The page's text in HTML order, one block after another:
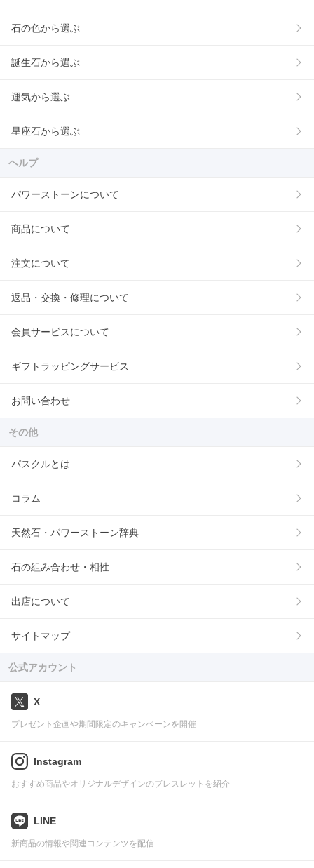
石の色から選ぶ
誕生石から選ぶ
運気から選ぶ
星座石から選ぶ
ヘルプ
パワーストーンについて
商品について
注文について
返品・交換・修理について
会員サービスについて
ギフトラッピングサービス
お問い合わせ
その他
パスクルとは
コラム
天然石・パワーストーン辞典
石の組み合わせ・相性
出店について
サイトマップ
公式アカウント
X
プレゼント企画や期間限定のキャンペーンを開催
Instagram
おすすめ商品やオリジナルデザインのブレスレットを紹介
LINE
新商品の情報や関連コンテンツを配信